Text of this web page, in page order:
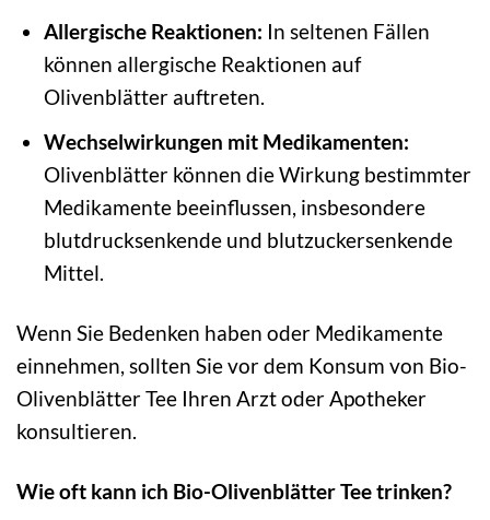
Allergische Reaktionen: In seltenen Fällen
können allergische Reaktionen auf
Olivenblätter auftreten.
Wechselwirkungen mit Medikamenten:
Olivenblätter können die Wirkung bestimmter
Medikamente beeinflussen, insbesondere
blutdrucksenkende und blutzuckersenkende
Mittel.
Wenn Sie Bedenken haben oder Medikamente
einnehmen, sollten Sie vor dem Konsum von Bio-
Olivenblätter Tee Ihren Arzt oder Apotheker
konsultieren.
Wie oft kann ich Bio-Olivenblätter Tee trinken?